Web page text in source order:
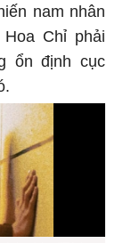
nam nhân
Chỉ phải
ổn định cục